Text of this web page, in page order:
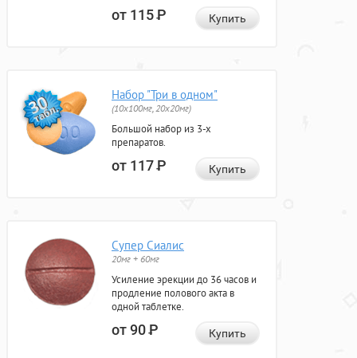
от 115Р Купить
Набор "Три в одном"
(10x100мг, 20x20мг)
Большой набор из 3-х
препаратов.
от 117Р Купить
Супер Сиалис
20мг + 60мг
Усиление эрекции до 36 часов и
продление полового акта в
одной таблетке.
от 90Р Купить